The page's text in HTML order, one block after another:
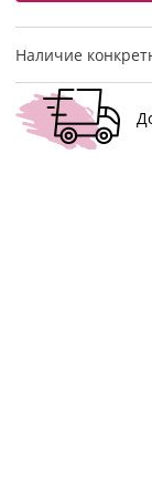
Наличие